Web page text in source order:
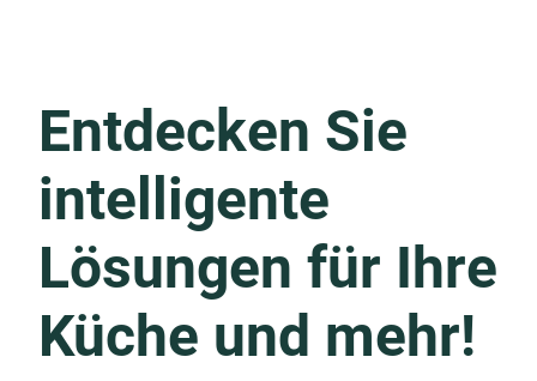
Entdecken Sie
intelligente
Lösungen für Ihre
Küche und mehr!